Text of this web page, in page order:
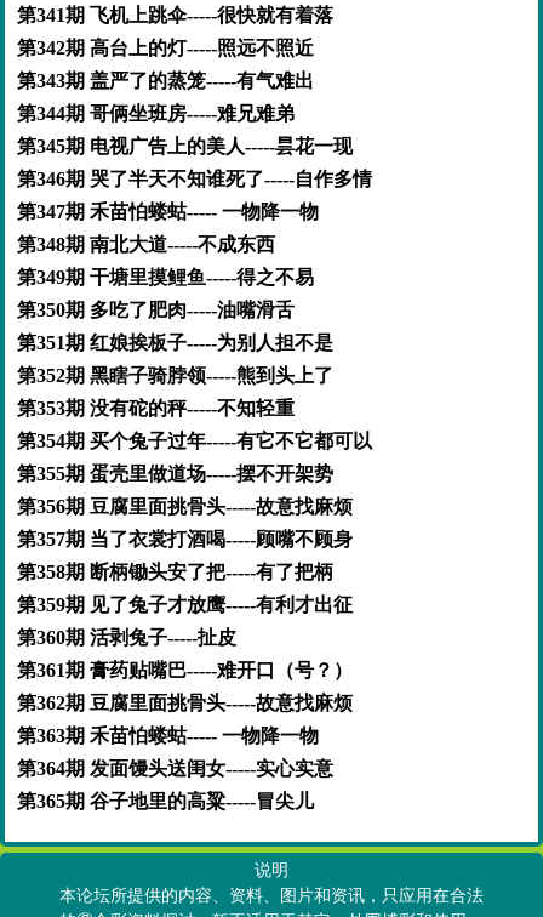
第341期 飞机上跳伞-----很快就有着落
第342期 高台上的灯-----照远不照近
第343期 盖严了的蒸笼-----有气难出
第344期 哥俩坐班房-----难兄难弟
第345期 电视广告上的美人-----昙花一现
第346期 哭了半天不知谁死了-----自作多情
第347期 禾苗怕蝼蛄----- 一物降一物
第348期 南北大道-----不成东西
第349期 干塘里摸鲤鱼-----得之不易
第350期 多吃了肥肉-----油嘴滑舌
第351期 红娘挨板子-----为别人担不是
第352期 黑瞎子骑脖领-----熊到头上了
第353期 没有砣的秤-----不知轻重
第354期 买个兔子过年-----有它不它都可以
第355期 蛋壳里做道场-----摆不开架势
第356期 豆腐里面挑骨头-----故意找麻烦
第357期 当了衣裳打酒喝-----顾嘴不顾身
第358期 断柄锄头安了把-----有了把柄
第359期 见了兔子才放鹰-----有利才出征
第360期 活剥兔子-----扯皮
第361期 膏药贴嘴巴-----难开口（号？）
第362期 豆腐里面挑骨头-----故意找麻烦
第363期 禾苗怕蝼蛄----- 一物降一物
第364期 发面馒头送闺女-----实心实意
第365期 谷子地里的高粱-----冒尖儿
说明
本论坛所提供的内容、资料、图片和资讯，只应用在合法